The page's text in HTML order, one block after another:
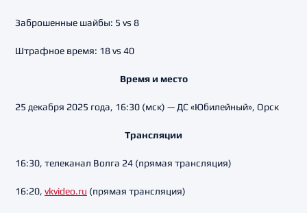
Заброшенные шайбы: 5 vs 8
Штрафное время: 18 vs 40
Время и место
25 декабря 2025 года, 16:30 (мск) — ДС «Юбилейный», Орск
Трансляции
16:30, телеканал Волга 24 (прямая трансляция)
16:20, vkvideo.ru (прямая трансляция)